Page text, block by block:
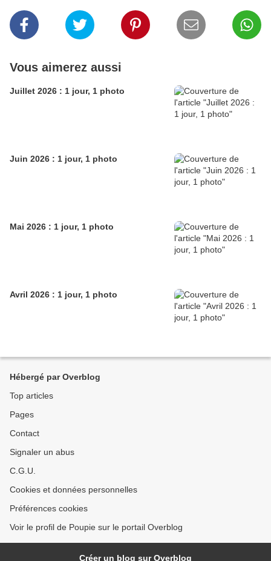
Vous aimerez aussi
Juillet 2026 : 1 jour, 1 photo
Juin 2026 : 1 jour, 1 photo
Mai 2026 : 1 jour, 1 photo
Avril 2026 : 1 jour, 1 photo
Hébergé par Overblog
Top articles
Pages
Contact
Signaler un abus
C.G.U.
Cookies et données personnelles
Préférences cookies
Voir le profil de Poupie sur le portail Overblog
Créer un blog sur Overblog